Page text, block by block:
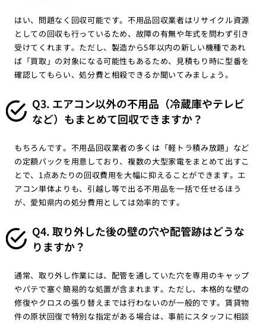
はい、問題なく回収可能です。不用品回収業者はリサイクル資源
としての回収も行っているため、故障の有無や年式を問わず引き
受けてくれます。ただし、製造から5年以内の新しい機種であれ
ば「買取」の対象になる可能性もあるため、見積もり時に型番を
確認してもらい、処分費と相殺できるか聞いてみましょう。
Q3. エアコン以外の不用品（冷蔵庫やテレビ
など）もまとめて回収できますか？
もちろんです。不用品回収業者の多くは「軽トラ積み放題」など
の定額パックを用意しており、複数の大型家電をまとめて出すこ
とで、1点あたりの回収費用を大幅に抑えることができます。エ
アコン単体よりも、引越し等で出る不用品を一括で任せるほう
が、愛知県内の処分費用としては効率的です。
Q4. 取り外した後の壁の穴や配管跡はどうな
りますか？
通常、取り外し作業には、配管を通していた穴を専用のキャップ
やパテで塞ぐ簡易的な処置が含まれます。ただし、本格的な壁の
修復やクロスの張り替えまでは行わないのが一般的です。賃貸物
件の原状回復で特別な指定がある場合は、事前にスタッフに相談